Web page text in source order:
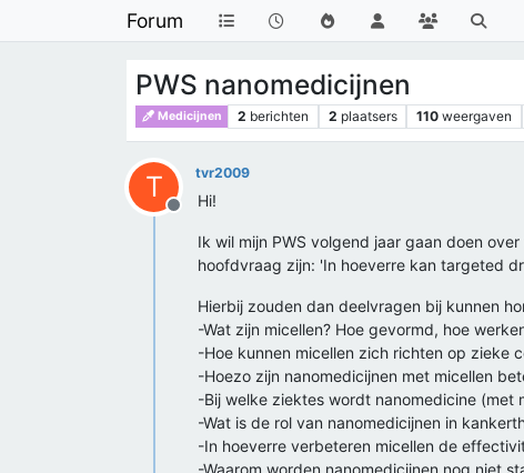
Forum
PWS nanomedicijnen
Medicijnen 2 berichten 2 plaatsers 110 weergaven
T
Offline
tvr2009
Hi!
Ik wil mijn PWS volgend jaar gaan doen
hoofdvraag zijn: 'In hoeverre kan targeted
Hierbij zouden dan deelvragen bij kunnen
-Wat zijn micellen? Hoe gevormd, hoe
-Hoe kunnen micellen zich richten op zieke
-Hoezo zijn nanomedicijnen met micellen
-Bij welke ziektes wordt nanomedicine
-Wat is de rol van nanomedicijnen in
-In hoeverre verbeteren micellen de
-Waarom worden nanomedicijnen nog niet